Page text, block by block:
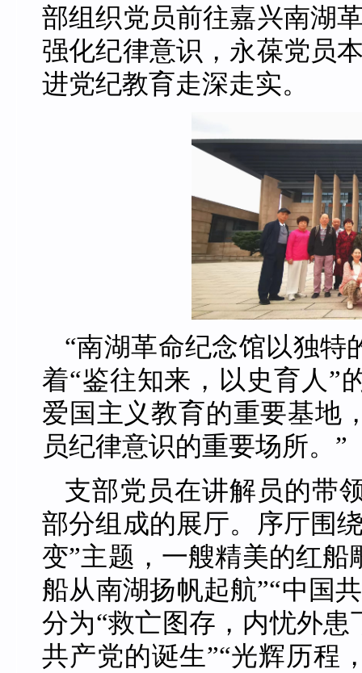
部组织党员前往嘉兴南湖
强化纪律意识，永葆党员
进党纪教育走深走实。
“南湖革命纪念馆以独特
着“鉴往知来，以史育人”
爱国主义教育的重要基地
员纪律意识的重要场所。”
支部党员在讲解员的带
部分组成的展厅。序厅围
变”主题，一艘精美的红船
船从南湖扬帆起航”“中国
分为“救亡图存，内忧外
共产党的诞生”“光辉历程